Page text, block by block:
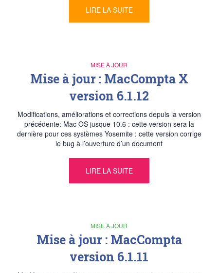
LIRE LA SUITE
MISE À JOUR
Mise à jour : MacCompta X
version 6.1.12
Modifications, améliorations et corrections depuis la version
précédente: Mac OS jusque 10.6 : cette version sera la
dernière pour ces systèmes Yosemite : cette version corrige
le bug à l’ouverture d’un document
LIRE LA SUITE
MISE À JOUR
Mise à jour : MacCompta
version 6.1.11